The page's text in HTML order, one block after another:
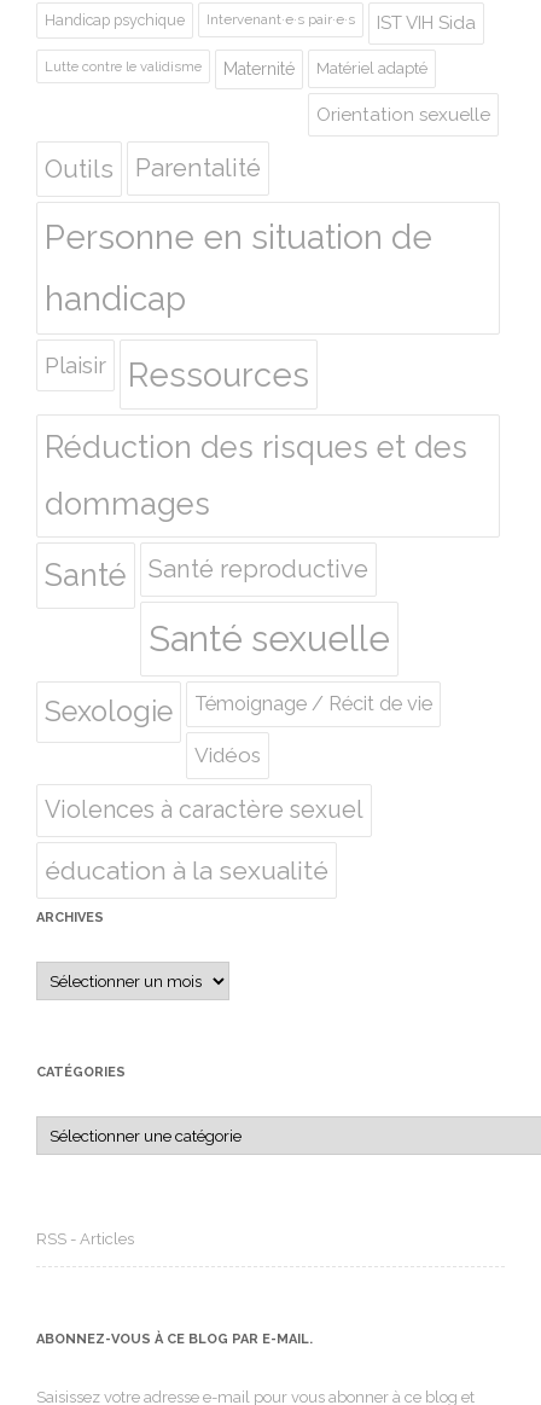
Handicap psychique Intervenant·e·s pair·e·s IST VIH Sida
Lutte contre le validisme Maternité Matériel adapté
Orientation sexuelle
Outils Parentalité
Personne en situation de
handicap
Plaisir Ressources
Réduction des risques et des
dommages
Santé
Santé reproductive
Santé sexuelle
Sexologie Témoignage / Récit de vie
Vidéos
Violences à caractère sexuel
éducation à la sexualité
ARCHIVES
Archives
CATÉGORIES
Catégories
RSS - Articles
ABONNEZ-VOUS À CE BLOG PAR E-MAIL.
Saisissez votre adresse e-mail pour vous abonner à ce blog et